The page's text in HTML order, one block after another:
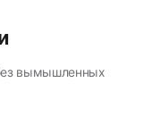
вымышленных